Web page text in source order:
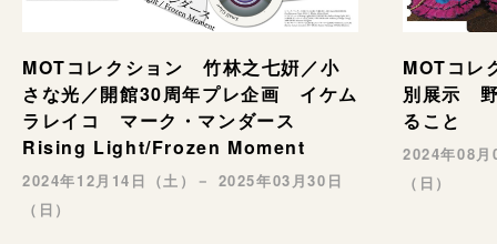
MOTコレクション 竹林之七姸／小
さな光／開館30周年プレ企画 イケム
ラレイコ マーク・マンダース
Rising Light/Frozen Moment
2024年12月14日（土）－ 2025年03月30日
（日）
MOTコレ
別展示
ること
2024年08
（日）